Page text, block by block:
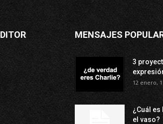
MENSAJES
3
12 enero,
¿Cuál
el vaso?